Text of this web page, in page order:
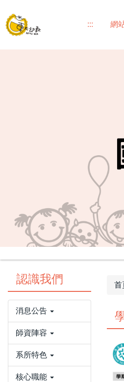
到
主
::: 網
認識我們
消息公告
師資陣容
系所特色
核心職能
首